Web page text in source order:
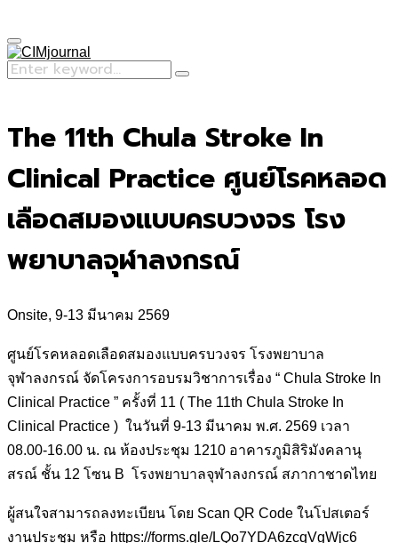
Primary
Menu
Search
for:
Search
The 11th Chula Stroke In
Clinical Practice ศูนย์โรคหลอด
เลือดสมองแบบครบวงจร โรง
พยาบาลจุฬาลงกรณ์
Onsite, 9-13 มีนาคม 2569
ศูนย์โรคหลอดเลือดสมองแบบครบวงจร โรงพยาบาล
จุฬาลงกรณ์ จัดโครงการอบรมวิชาการเรื่อง “ Chula Stroke In
Clinical Practice ” ครั้งที่ 11 ( The 11th Chula Stroke In
Clinical Practice ) ในวันที่ 9-13 มีนาคม พ.ศ. 2569 เวลา
08.00-16.00 น. ณ ห้องประชุม 1210 อาคารภูมิสิริมังคลานุ
สรณ์ ชั้น 12 โซน B โรงพยาบาลจุฬาลงกรณ์ สภากาชาดไทย
ผู้สนใจสามารถลงทะเบียน โดย Scan QR Code ในโปสเตอร์
งานประชุม หรือ https://forms.gle/LQo7YDA6zcqVgWjc6